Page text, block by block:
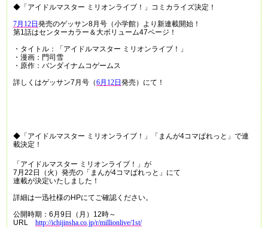
◆「アイドルマスター ミリオンライブ！」コミカライズ決定！
7月 12日 発売のゲッサン8月号（小学館）より新連載開始！
第1話はセンターカラー＆大ボリューム47ページ！
・タイトル：「アイドルマスター ミリオンライブ！」
・漫画：門司雪
・原作：バンダイナムコゲームス
詳しくはゲッサン7 月号（6月 12日 発売）にて！
◆「アイドルマスター ミリオンライブ！」「まんが4コマぱれっと」で連
載決定！
「アイドルマスター ミリオンライブ！」が
7 月 22 日（火）発売の「まんが4コマぱれっと」にて
連載が決定いたしました！
詳細は一迅社様のHPにてご確認ください。
公開時期： 6 月 9日（月） 12時～
URL
http://ichijinsha.co.jp/r/millionlive/1st/